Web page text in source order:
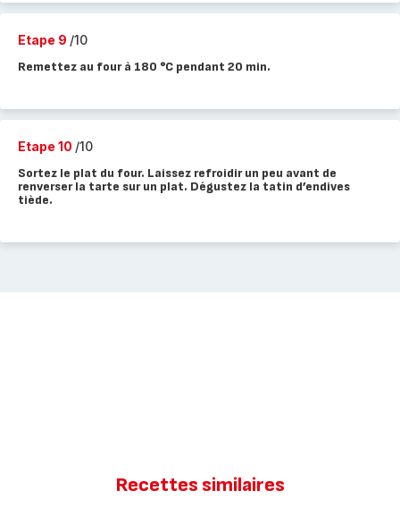
Etape 9 /10
Remettez au four à 180 °C pendant 20 min.
Etape 10 /10
Sortez le plat du four. Laissez refroidir un peu avant de
renverser la tarte sur un plat. Dégustez la tatin d’endives
tiède.
Recettes similaires